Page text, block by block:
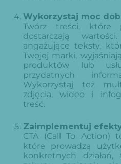
Wykorzystaj moc
Twórz treści, które
dostarczają
angażujące teksty,
Twojej marki,
produktów lub
przydatnych
Wykorzystaj też
zdjęcia, wideo i
treść.
Zaimplementuj
CTA (Call To Action)
które prowadzą
konkretnych